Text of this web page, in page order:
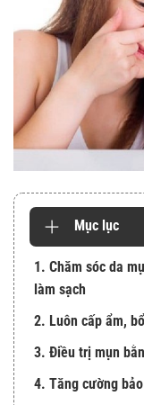
Mục lục
1. Chăm sóc da
làm sạch
2. Luôn cấp ẩm,
3. Điều trị mụn
4. Tăng cường